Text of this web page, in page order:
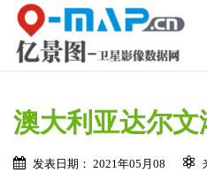
澳大利亚达尔文
发表日期： 2021年05月08